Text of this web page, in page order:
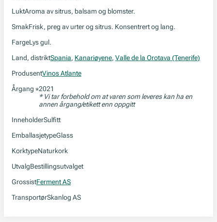
LuktAroma av sitrus, balsam og blomster.
SmakFrisk, preg av urter og sitrus. Konsentrert og lang.
FargeLys gul.
Land, distriktSpania, Kanariøyene, Valle de la Orotava (Tenerife)
ProdusentVinos Atlante
Årgang *2021
* Vi tar forbehold om at varen som leveres kan ha en
annen årgang/etikett enn oppgitt
InneholderSulfitt
EmballasjetypeGlass
KorktypeNaturkork
UtvalgBestillingsutvalget
GrossistFerment AS
TransportørSkanlog AS